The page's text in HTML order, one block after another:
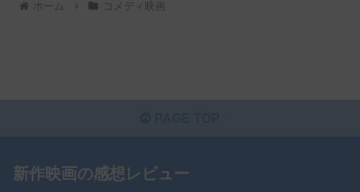
ホーム コメディ映画
新作映画の感想レビュー